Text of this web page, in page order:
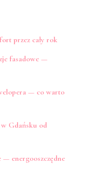
przez cały rok
fasadowe —
— co warto
Gdańsku od
energooszczędne